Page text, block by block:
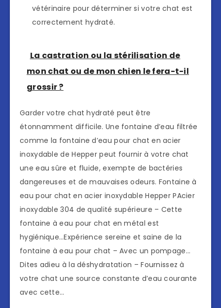
vétérinaire pour déterminer si votre chat est
correctement hydraté.
La castration ou la stérilisation de
mon chat ou de mon chien le fera-t-il
grossir ?
Garder votre chat hydraté peut être
étonnamment difficile. Une fontaine d’eau filtrée
comme la fontaine d’eau pour chat en acier
inoxydable de Hepper peut fournir à votre chat
une eau sûre et fluide, exempte de bactéries
dangereuses et de mauvaises odeurs. Fontaine à
eau pour chat en acier inoxydable Hepper PAcier
inoxydable 304 de qualité supérieure – Cette
fontaine à eau pour chat en métal est
hygiénique…Expérience sereine et saine de la
fontaine à eau pour chat – Avec un pompage…
Dites adieu à la déshydratation – Fournissez à
votre chat une source constante d’eau courante
avec cette…